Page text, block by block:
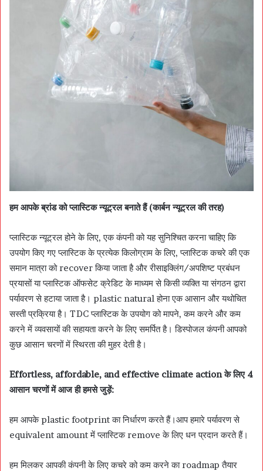
हम आपके ब्रांड को प्लास्टिक न्यूट्रल बनाते हैं (कार्बन न्यूट्रल की तरह)
प्लास्टिक न्यूट्रल होने के लिए, एक कंपनी को यह सुनिश्चित करना चाहिए कि
उपयोग किए गए प्लास्टिक के प्रत्येक किलोग्राम के लिए, प्लास्टिक कचरे की एक
समान मात्रा को recover किया जाता है और रीसाइक्लिंग/अपशिष्ट प्रबंधन
प्रयासों या प्लास्टिक ऑफसेट क्रेडिट के माध्यम से किसी व्यक्ति या संगठन द्वारा
पर्यावरण से हटाया जाता है। plastic natural होना एक आसान और यथोचित
सस्ती प्रक्रिया है। TDC प्लास्टिक के उपयोग को मापने, कम करने और कम
करने में व्यवसायों की सहायता करने के लिए समर्पित है। डिस्पोजल कंपनी आपको
कुछ आसान चरणों में स्थिरता की मुहर देती है।
Effortless, affordable, and effective climate action के लिए 4
आसान चरणों में आज ही हमसे जुड़ें:
हम आपके plastic footprint का निर्धारण करते हैं।आप हमारे पर्यावरण से
equivalent amount में प्लास्टिक remove के लिए धन प्रदान करते हैं।
हम मिलकर आपकी कंपनी के लिए कचरे को कम करने का roadmap तैयार